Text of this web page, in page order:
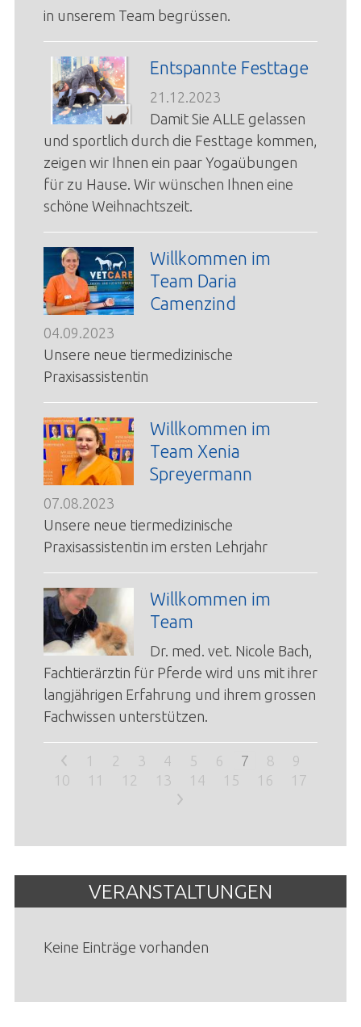
in unserem Team begrüssen.
Entspannte Festtage
21.12.2023
Damit Sie ALLE gelassen
und sportlich durch die Festtage kommen,
zeigen wir Ihnen ein paar Yogaübungen
für zu Hause. Wir wünschen Ihnen eine
schöne Weihnachtszeit.
Willkommen im
Team Daria
Camenzind
04.09.2023
Unsere neue tiermedizinische
Praxisassistentin
Willkommen im
Team Xenia
Spreyermann
07.08.2023
Unsere neue tiermedizinische
Praxisassistentin im ersten Lehrjahr
Willkommen im
Team
Dr. med. vet. Nicole Bach,
Fachtierärztin für Pferde wird uns mit ihrer
langjährigen Erfahrung und ihrem grossen
Fachwissen unterstützen.
< 1 2 3 4 5 6 7 8
9
10
11 12 13 14 15 16
17
>
VERANSTALTUNGEN
Keine Einträge vorhanden